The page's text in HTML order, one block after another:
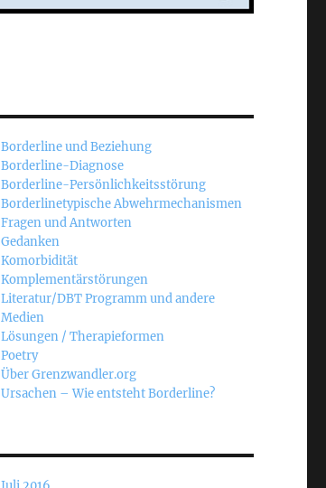
Borderline und Beziehung
Borderline-Diagnose
Borderline-Persönlichkeitsstörung
Borderlinetypische Abwehrmechanismen
Fragen und Antworten
Gedanken
Komorbidität
Komplementärstörungen
Literatur/DBT Programm und andere
Medien
Lösungen / Therapieformen
Poetry
Über Grenzwandler.org
Ursachen – Wie entsteht Borderline?